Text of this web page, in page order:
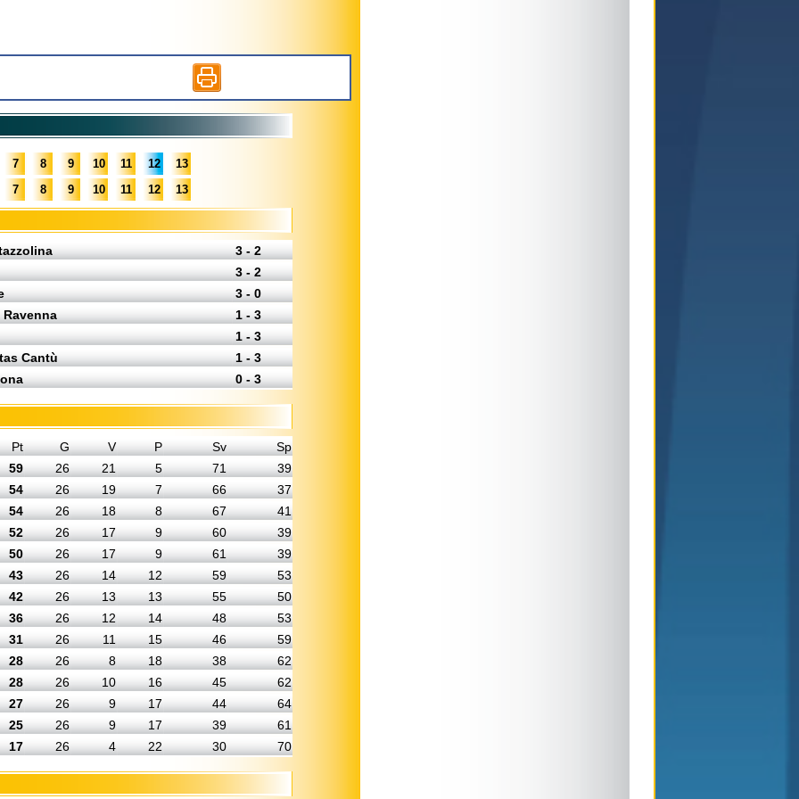
7 8 9 10 11 12
13
7
8 9 10 11 12 13
3 - 2
3 - 2
3 - 0
1 - 3
1 - 3
Cantù
1 - 3
0 - 3
Pt G V P Sv
Sp
59
26 21 5 71
39
54
26 19 7 66
37
54
26 18 8 67
41
52
26 17 9 60
39
50
26 17 9 61
39
43
26 14 12 59
53
42
26 13 13 55
50
36
26 12 14 48
53
31
26 11 15 46
59
28
26 8 18 38
62
28
26 10 16 45
62
27
26 9 17 44
64
25
26 9 17 39
61
17
26 4 22 30 70